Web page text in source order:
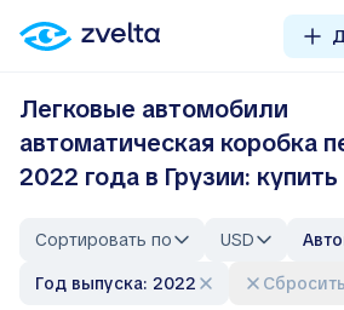
Легковые автомобили
автоматическая коробка
2022 года в Грузии:
Сортировать по USD
Год выпуска: 2022